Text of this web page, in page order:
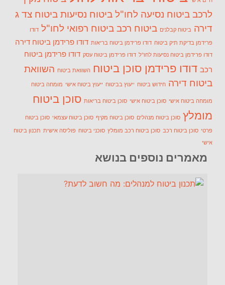
לרכב ביטוח נסיעה לחו"ל ביטוח נסיעות ביטוח צד ג
דירה ביטוח קבלנים ביטוח רכב ביטוח רפואי לחו"ל דודו
פרידמן בדיקת תיק ביטוח דודו פרידמן ביטוח בריאות דודו פרידמן ביטוח דירה
דודו פרידמן ביטוח נסיעות לחו"ל דודו פרידמן ביטוח עסק דודו פרידמן ביטוח
רכב דודו פרידמן סוכן ביטוח השוואת ביטוח השוואת
ביטוח דירה חידוש ביטוח ייעוץ בביטוח ייעוץ ביטוח אישי מומחה ביטוח
מומחה ביטוח אישי סוכן ביטוח אישי סוכן ביטוח בריאות סוכן ביטוח
מומלץ סוכן ביטוח מנהלים סוכן ביטוח מקיף סוכן ביטוח עצמאי סוכן ביטוח
פרטי סוכן ביטוח רכב סוכן ביטוח רכב מומלץ סוכני ביטוח פוליסה אישית תכנון ביטוח
אישי
מאמרים נוספים בנושא